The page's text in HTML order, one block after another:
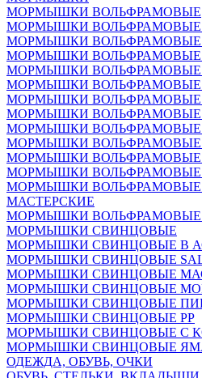
МОРМЫШКИ ВОЛЬФРАМОВЫЕ
МОРМЫШКИ ВОЛЬФРАМОВЫЕ
МОРМЫШКИ ВОЛЬФРАМОВЫЕ
МОРМЫШКИ ВОЛЬФРАМОВЫЕ
МОРМЫШКИ ВОЛЬФРАМОВЫЕ
МОРМЫШКИ ВОЛЬФРАМОВЫЕ
МОРМЫШКИ
МОРМЫШКИ ВОЛЬФРАМОВЫЕ
МОРМЫШКИ ВОЛЬФРАМОВЫЕ
МОРМЫШКИ ВОЛЬФРАМОВЫЕ
МОРМЫШКИ ВОЛЬФРАМОВЫЕ
МОРМЫШКИ ВОЛЬФРАМОВЫЕ
МОРМЫШКИ ВОЛЬФРАМОВЫЕ
МАСТЕРСКИЕ
МОРМЫШКИ
МОРМЫШКИ СВИНЦОВЫЕ
МОРМЫШКИ СВИНЦОВЫЕ В
МОРМЫШКИ СВИНЦОВЫЕ
МОРМЫШКИ СВИНЦОВЫЕ
МОРМЫШКИ СВИНЦОВЫЕ
МОРМЫШКИ СВИНЦОВЫЕ
МОРМЫШКИ СВИНЦОВЫЕ РР
МОРМЫШКИ СВИНЦОВЫЕ С
МОРМЫШКИ СВИНЦОВЫЕ
ОДЕЖДА, ОБУВЬ, ОЧКИ